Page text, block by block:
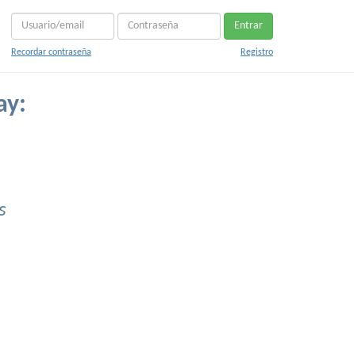
Entrar
Recordar contraseña Registro